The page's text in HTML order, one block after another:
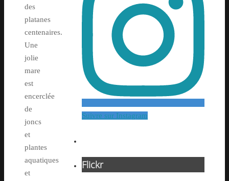
des
platanes
centenaires.
Une
jolie
mare
est
encerclée
de
joncs
et
plantes
aquatiques
et
Suivre sur Instagram
Flickr